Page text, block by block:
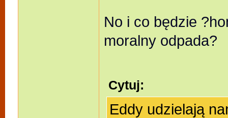
No i co będzie
moralny odpada?
Cytuj:
Eddy udzielają